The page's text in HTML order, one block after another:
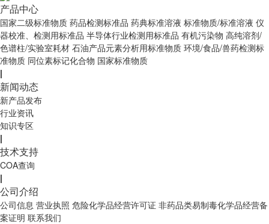
产品中心
国家二级标准物质 药品检测标准品 药典标准溶液 标准物质/标准溶液 仪
器校准、检测用标准品 半导体行业检测用标准品 有机污染物 高纯溶剂/
色谱柱/实验室耗材 石油产品元素分析用标准物质 环境/食品/兽药检测标
准物质 同位素标记化合物 国家标准物质
|
新闻动态
新产品发布
行业资讯
知识专区
|
技术支持
COA查询
|
公司介绍
公司信息 营业执照 危险化学品经营许可证 非药品类易制毒化学品经营备
案证明 联系我们